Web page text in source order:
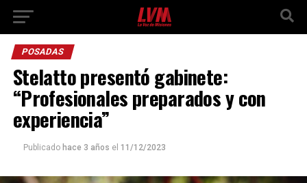
POSADAS
Stelatto presentó gabinete:
“Profesionales preparados y con
experiencia”
Publicado hace 3 años el 11/12/2023